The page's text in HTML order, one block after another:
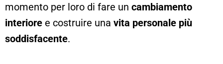
momento per loro di fare un cambiamento
interiore e costruire una vita personale più
soddisfacente.